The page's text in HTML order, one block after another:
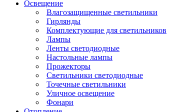
Освещение
Влагозащищенные светильники
Гирлянды
Комплектующие для светильников
Лампы
Ленты светодиодные
Настольные лампы
Прожекторы
Светильники светодиодные
Точечные светильники
Уличное освещение
Фонари